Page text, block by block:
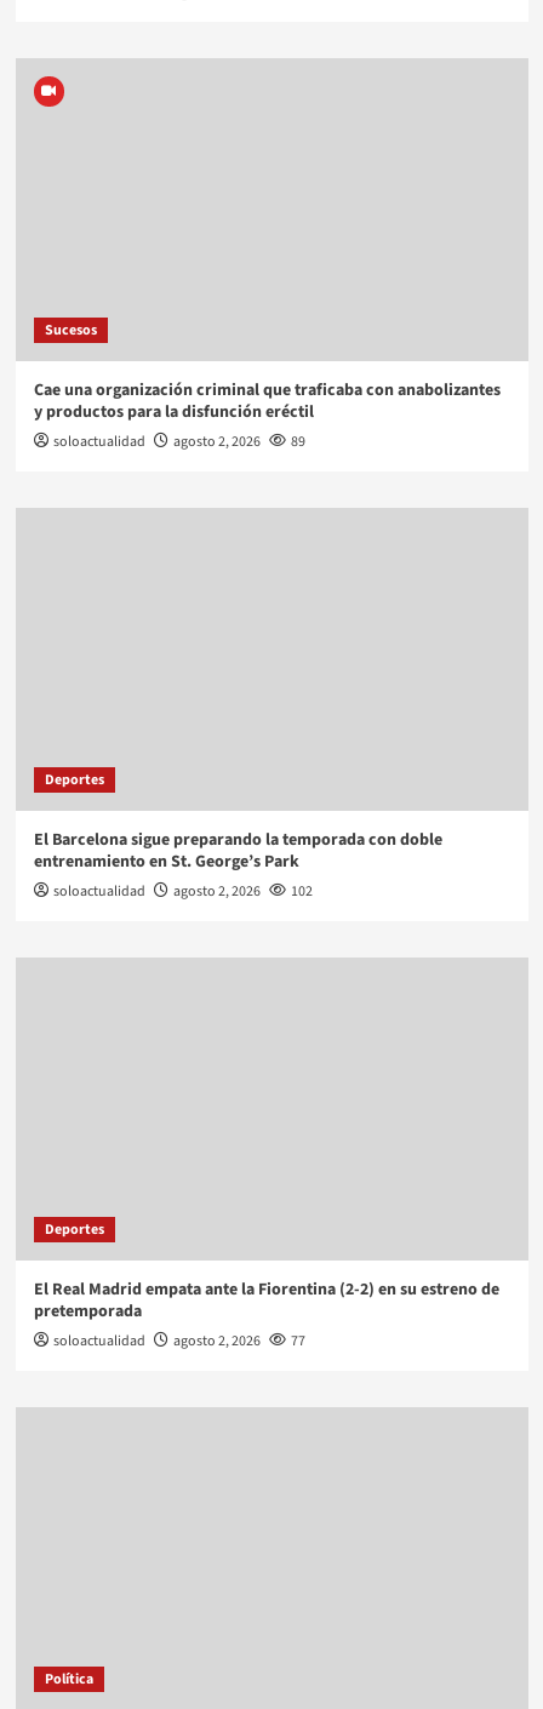
Sucesos
Cae una organización criminal que traficaba con anabolizantes
y productos para la disfunción eréctil
soloactualidad agosto 2, 2026 89
Deportes
El Barcelona sigue preparando la temporada con doble
entrenamiento en St. George’s Park
soloactualidad agosto 2, 2026 102
Deportes
El Real Madrid empata ante la Fiorentina (2-2) en su estreno de
pretemporada
soloactualidad agosto 2, 2026 77
Política